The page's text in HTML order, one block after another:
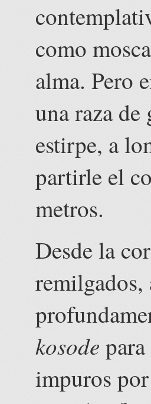
como
alma. Pero
una raza de
estirpe, a
partirle el
metros.
Desde la
kosode
impuros